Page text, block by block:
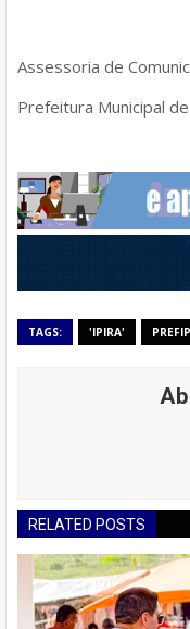
Assessoria de
Prefeitura Municipal
TAGS: 'IPIRA'
RELATED POSTS